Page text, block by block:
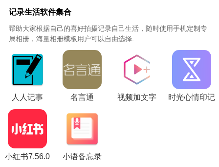
记录生活软件集合
帮助大家根据自己的喜好拍摄记录自己生活，随时使用手机定制专
属相册，海量相册模板用户可以自由选择.
人人记事 名言通 视频加文字 时光心情印记
小红书7.56.0 小语备忘录